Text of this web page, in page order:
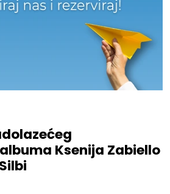
Ksenija Zabiello